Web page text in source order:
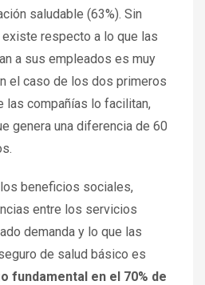
saludable (63%). Sin
respecto a lo que las
a sus empleados es muy
el caso de los dos primeros
las compañías lo facilitan,
genera una diferencia de 60
beneficios sociales,
entre los servicios
demanda y lo que las
de salud básico es
fundamental en el 70% de